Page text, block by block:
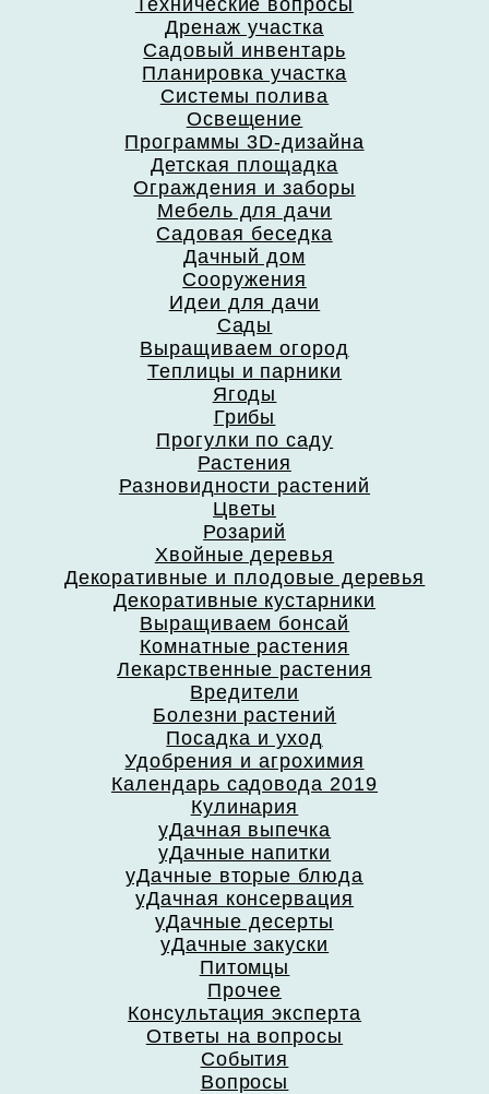
Технические вопросы
Дренаж участка
Садовый инвентарь
Планировка участка
Системы полива
Освещение
Программы 3D-дизайна
Детская площадка
Ограждения и заборы
Мебель для дачи
Садовая беседка
Дачный дом
Сооружения
Идеи для дачи
Сады
Выращиваем огород
Теплицы и парники
Ягоды
Грибы
Прогулки по саду
Растения
Разновидности растений
Цветы
Розарий
Хвойные деревья
Декоративные и плодовые деревья
Декоративные кустарники
Выращиваем бонсай
Комнатные растения
Лекарственные растения
Вредители
Болезни растений
Посадка и уход
Удобрения и агрохимия
Календарь садовода 2019
Кулинария
уДачная выпечка
уДачные напитки
уДачные вторые блюда
уДачная консервация
уДачные десерты
уДачные закуски
Питомцы
Прочее
Консультация эксперта
Ответы на вопросы
События
Вопросы